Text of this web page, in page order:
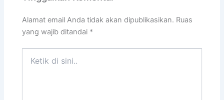
Alamat email Anda tidak akan dipublikasikan. Ruas
yang wajib ditandai *